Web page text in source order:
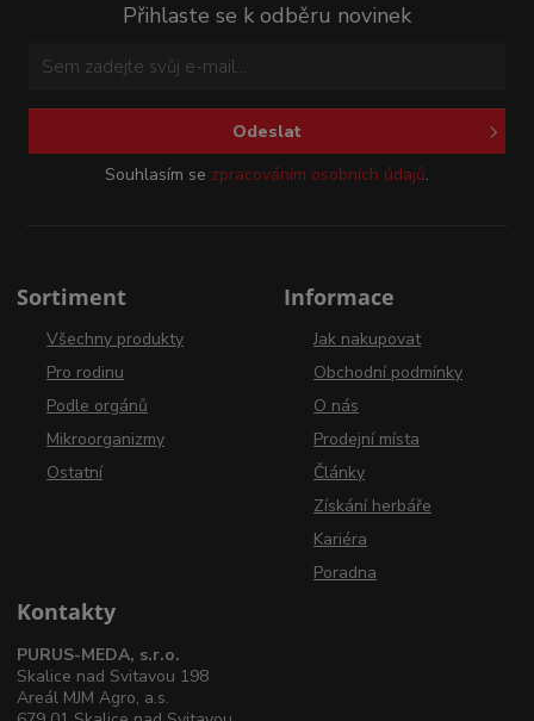
Přihlaste se k odběru novinek
Odeslat
Souhlasím se zpracováním osobních údajů.
Sortiment
Všechny produkty
Pro rodinu
Podle orgánů
Mikroorganizmy
Ostatní
Informace
Jak nakupovat
Obchodní podmínky
O nás
Prodejní místa
Články
Získání herbáře
Kariéra
Poradna
Kontakty
PURUS-MEDA, s.r.o.
Skalice nad Svitavou 198
Areál MJM Agro, a.s.